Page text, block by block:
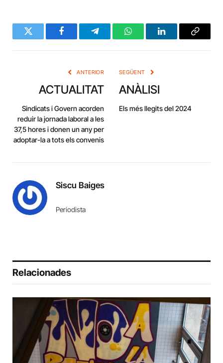
Twitter FacebookTelegramWhatsAppLinkedInCopy
ANTERIOR
ACTUALITAT
Sindicats i Govern acorden
reduir la jornada laboral a les
37,5 hores i donen un any per
adoptar-la a tots els convenis
SEGÜENT
ANÀLISI
Els més llegits del 2024
Siscu Baiges
Periodista
Relacionades